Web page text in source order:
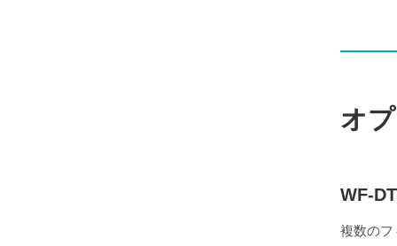
オ
WF-
複数のフ